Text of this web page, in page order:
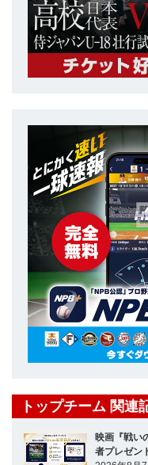
トップチーム 関連
映画『戦い
者プレゼン